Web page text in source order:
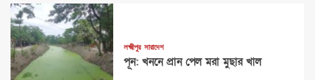
লক্ষ্মীপুর সারাদেশ
পূন: খননে প্রান পেল মরা মুছার খাল